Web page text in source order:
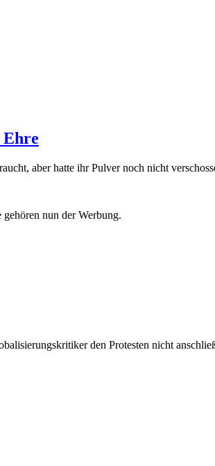
Ehre
aber hatte ihr Pulver noch nicht
nun der Werbung.
den Protesten nicht